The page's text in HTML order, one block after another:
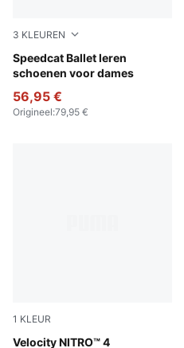
3 KLEUREN
Speedcat Ballet leren
schoenen voor dames
PUMA Black-PUMA White
56,95 €
Origineel:79,95 €
1 KLEUR
Velocity NITRO™ 4
PUMA Black-PUMA Silver